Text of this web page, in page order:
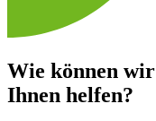
Wie können wir
Ihnen helfen?